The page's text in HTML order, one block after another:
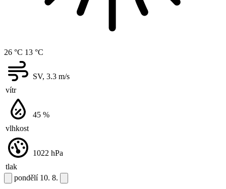
26 °C 13 °C
vítr
SV, 3.3 m/s
vlhkost
45 %
tlak
1022 hPa
pondělí 10. 8.